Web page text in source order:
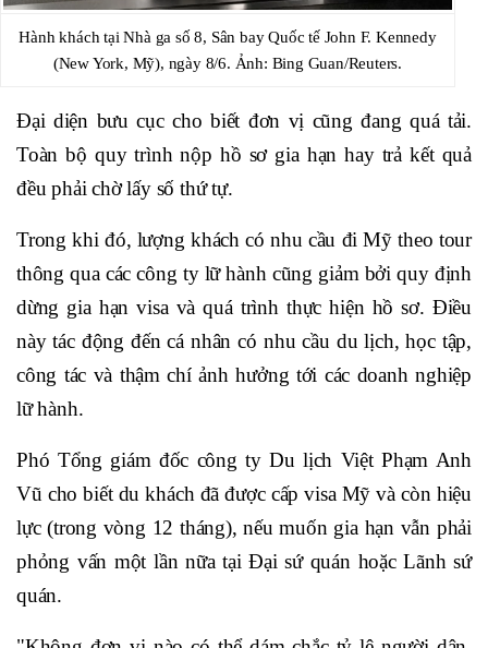
Hành khách tại Nhà ga số 8, Sân bay Quốc tế John F. Kennedy
(New York, Mỹ), ngày 8/6. Ảnh: Bing Guan/Reuters.
Đại diện bưu cục cho biết đơn vị cũng đang quá tải.
Toàn bộ quy trình nộp hồ sơ gia hạn hay trả kết quả
đều phải chờ lấy số thứ tự.
Trong khi đó, lượng khách có nhu cầu đi Mỹ theo tour
thông qua các công ty lữ hành cũng giảm bởi quy định
dừng gia hạn visa và quá trình thực hiện hồ sơ. Điều
này tác động đến cá nhân có nhu cầu du lịch, học tập,
công tác và thậm chí ảnh hưởng tới các doanh nghiệp
lữ hành.
Phó Tổng giám đốc công ty Du lịch Việt Phạm Anh
Vũ cho biết du khách đã được cấp visa Mỹ và còn hiệu
lực (trong vòng 12 tháng), nếu muốn gia hạn vẫn phải
phỏng vấn một lần nữa tại Đại sứ quán hoặc Lãnh sứ
quán.